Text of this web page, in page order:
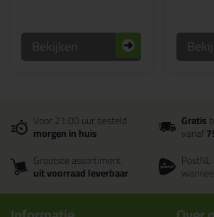
Bekijken
Voor 21:00 uur besteld
morgen in huis
Gratis
vanaf
Grootste assortiment
uit voorraad leverbaar